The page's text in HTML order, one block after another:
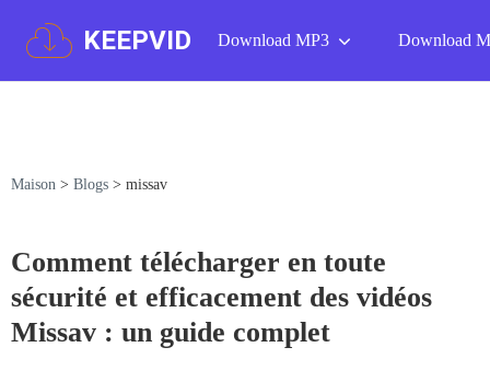
KEEPVID Download MP3 Download
Maison > Blogs > missav
Comment télécharger en toute
sécurité et efficacement des vidéos
Missav : un guide complet